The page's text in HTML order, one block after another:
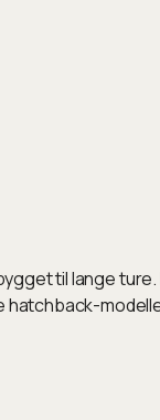
til lange